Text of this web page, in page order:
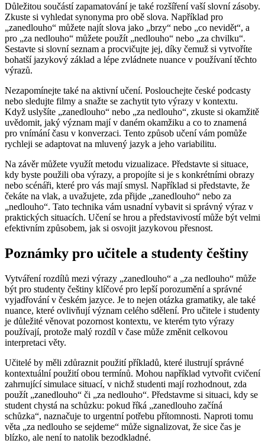
Důležitou součástí zapamatování je také rozšíření vaší slovní zásoby.
Zkuste si vyhledat synonyma pro obě slova. Například pro
„zanedlouho“ můžete najít slova jako „brzy“ nebo „co nevidět“, a
pro „za nedlouho“ můžete použít „nedlouho“ nebo „za chvilku“.
Sestavte si slovní seznam a procvičujte jej, díky čemuž si vytvoříte
bohatší jazykový základ a lépe zvládnete nuance v používaní těchto
výrazů.
Nezapomínejte také na aktivní učení. Poslouchejte české podcasty
nebo sledujte filmy a snažte se zachytit tyto výrazy v kontextu.
Když uslyšíte „zanedlouho“ nebo „za nedlouho“, zkuste si okamžitě
uvědomit, jaký význam mají v daném okamžiku a co to znamená
pro vnímání času v konverzaci. Tento způsob učení vám pomůže
rychleji se adaptovat na mluvený jazyk a jeho variabilitu.
Na závěr můžete využít metodu vizualizace. Představte si situace,
kdy byste použili oba výrazy, a propojíte si je s konkrétními obrazy
nebo scénáři, které pro vás mají smysl. Například si představte, že
čekáte na vlak, a uvažujete, zda přijde „zanedlouho“ nebo za
„nedlouho“. Tato technika vám usnadní vybavit si správný výraz v
praktických situacích. Učení se hrou a představivostí může být velmi
efektivním způsobem, jak si osvojit jazykovou přesnost.
Poznámky pro učitele a studenty češtiny
Vytváření rozdílů mezi výrazy „zanedlouho“ a „za nedlouho“ může
být pro studenty češtiny klíčové pro lepší porozumění a správné
vyjadřování v českém jazyce. Je to nejen otázka gramatiky, ale také
nuance, které ovlivňují význam celého sdělení. Pro učitele i studenty
je důležité věnovat pozornost kontextu, ve kterém tyto výrazy
používají, protože malý rozdíl v čase může změnit celkovou
interpretaci věty.
Učitelé by měli zdůraznit použití příkladů, které ilustrují správné
kontextuální použití obou termínů. Mohou například vytvořit cvičení
zahrnující simulace situací, v nichž studenti mají rozhodnout, zda
použít „zanedlouho“ či „za nedlouho“. Představme si situaci, kdy se
student chystá na schůzku: pokud říká „zanedlouho začíná
schůzka“, naznačuje to urgentní potřebu přítomnosti. Naproti tomu
věta „za nedlouho se sejdeme“ může signalizovat, že sice čas je
blízko, ale není to natolik bezodkladné.